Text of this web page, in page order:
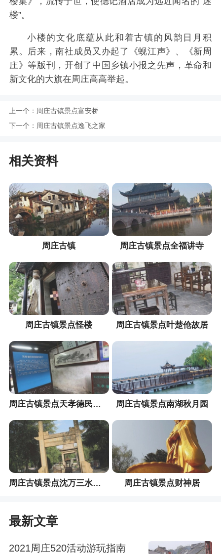
楼”。
小楼的文化底蕴从此和着古镇的风韵日月积
累。后来，南社成员又办起了《蚬江声》、《新周
庄》等版刊，开创了中国乡镇小报之先声，革命和
新文化的大旗在周庄高高举起。
上一个： 周庄古镇景点富安桥
下一个： 周庄古镇景点逸飞之家
相关资料
周庄古镇 周庄古镇景点全福讲寺
周庄古镇景点怪楼 周庄古镇景点叶楚伧故居
周庄古镇景点天孝德民间收藏馆 周庄古镇景点南湖秋月园
周庄古镇景点沈万三水底墓 周庄古镇景点财神居
最新文章
2021周庄520活动游玩指南